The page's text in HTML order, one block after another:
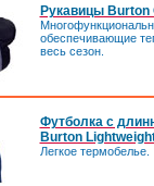
Рукавицы Burton
обеспечивающие
весь сезон.
Футболка с
Burton
Легкое термобелье.